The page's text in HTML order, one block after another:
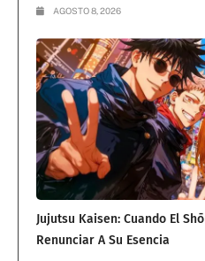
AGOSTO 8, 2026
Jujutsu Kaisen: Cuando El
Renunciar A Su Esencia